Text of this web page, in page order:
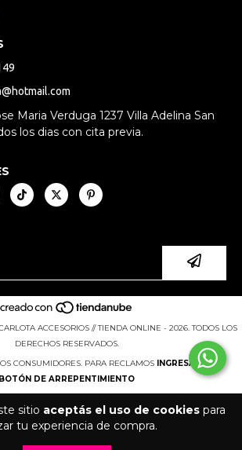
sitio aceptás el uso de cookiespara
tu experiencia de compra.
Maria Verduga 1237 Villa Adelina San
los dias con cita previa.
ACCESORIOS // TIENDA ONLINE - 2026. TODOS LOS
DERECHOS RESERVADOS.
CONSUMIDORES. PARA RECLAMOS
INGRESÁ ACÁ.
BOTÓN DE ARREPENTIMIENTO